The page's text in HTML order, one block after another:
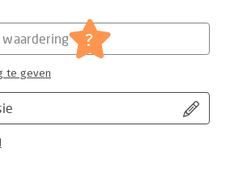
hard, en hij is een van de
de opleiding Runningtherapie, een
helpt om hardlopen in te zetten bij
waardering ?
te geven